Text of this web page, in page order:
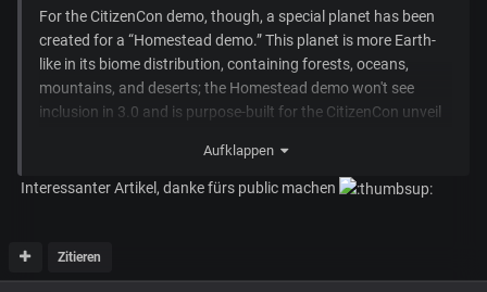
For the CitizenCon demo, though, a special planet has been
created for a “Homestead demo.” This planet is more Earth-
like in its biome distribution, containing forests, oceans,
mountains, and deserts; the Homestead demo won't see
inclusion in 3.0 and is purpose-built for the CitizenCon unveil
Quelle:http://www.gamersnexus.net/gg/2613-chris-roberts-
Aufklappen
Interessanter Artikel, danke fürs public machen
Zitieren